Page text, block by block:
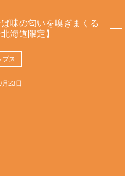
味の匂いを嗅ぎまくる
海道限定】
プス
23日